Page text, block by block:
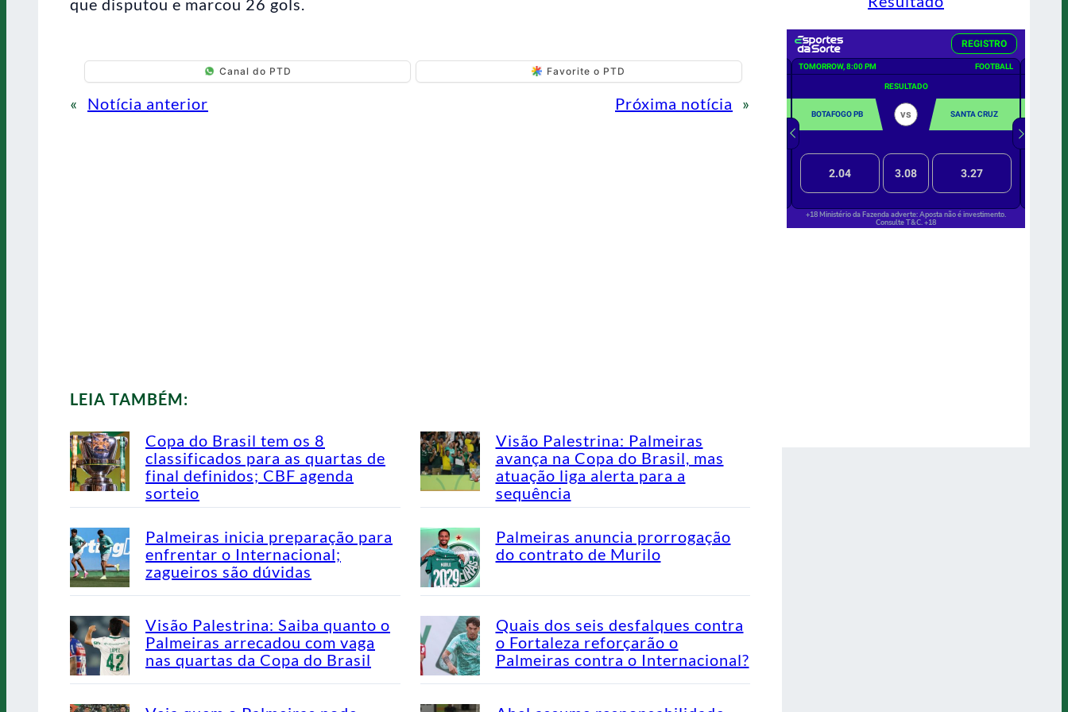
que disputou e marcou 26 gols.
Canal do PTD Favorite o PTD
« Notícia anterior Próxima notícia »
LEIA TAMBÉM:
Copa do Brasil tem os 8
classificados para as quartas de
final definidos; CBF agenda
sorteio
Visão Palestrina: Palmeiras
avança na Copa do Brasil, mas
atuação liga alerta para a
sequência
Palmeiras inicia preparação para
enfrentar o Internacional;
zagueiros são dúvidas
Palmeiras anuncia prorrogação
do contrato de Murilo
Visão Palestrina: Saiba quanto o
Palmeiras arrecadou com vaga
nas quartas da Copa do Brasil
Quais dos seis desfalques contra
o Fortaleza reforçarão o
Palmeiras contra o Internacional?